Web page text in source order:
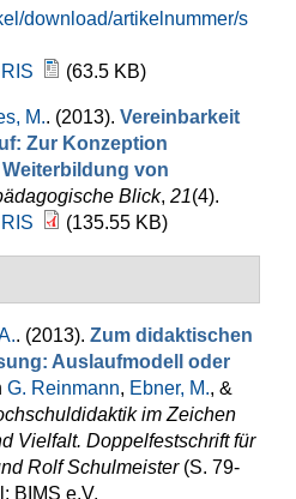
download/artikelnummer/s
RIS (63.5 KB)
M.. (2013). Vereinbarkeit
Zur Konzeption
von
Blick, 21(4).
RIS (135.55 KB)
. (2013). Zum didaktischen
Auslaufmodell oder
G. Reinmann, Ebner, M., &
im Zeichen
Vielfalt. Doppelfestschrift für
Rolf Schulmeister(S. 79-
BIMS e.V.